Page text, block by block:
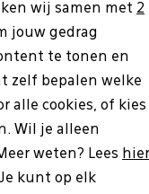
wij samen met 2
jouw gedrag
te tonen en
zelf bepalen welke
alle cookies, of kies
Wil je alleen
weten? Lees hier
kunt op elk